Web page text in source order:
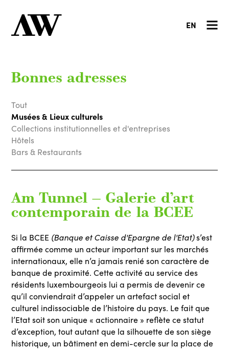
EN
Bonnes adresses
Tout
Musées & Lieux culturels
Collections institutionnelles et d'entreprises
Hôtels
Bars & Restaurants
Am Tunnel — Galerie d’art
contemporain de la BCEE
Si la BCEE (Banque et Caisse d'Epargne de l'Etat)s’est
affirmée comme un acteur important sur les marchés
internationaux, elle n’a jamais renié son caractère de
banque de proximité. Cette activité au service des
résidents luxembourgeois lui a permis de devenir ce
qu’il conviendrait d’appeler un artefact social et
culturel indissociable de l’histoire du pays. Le fait que
l’Etat soit son unique « actionnaire » reflète ce statut
d’exception, tout autant que la silhouette de son siège
historique, un bâtiment en demi-cercle sur la place de